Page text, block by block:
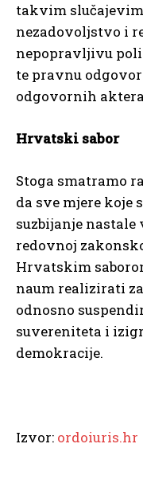
takvim
nezadovoljstvo i
nepopravljivu
te pravnu
odgovornih
Hrvatski sabor
Stoga smatramo
da sve mjere
suzbijanje nastale
redovnoj
Hrvatskim
naum realizirati
odnosno
suvereniteta i
demokracije.
Izvor: ordoiuris.hr